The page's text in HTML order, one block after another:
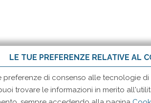
LE TUE PREFERENZE RELATIVE AL
di consenso alle tecnologie
trovare le informazioni in merito